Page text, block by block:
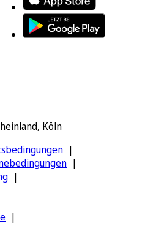
Köln